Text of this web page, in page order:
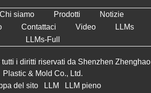
Chi siamo Prodotti
Notizie
Contattaci Video
LLMs
LLMs-Full
i diritti riservati da Shenzhen Zhenghao
Plastic & Mold Co., Ltd.
del sito
LLM LLM pieno